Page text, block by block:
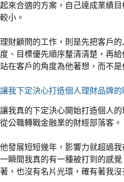
起來合適的方案，自己達成業績
較小。
理財顧問的工作，則是先把客戶
度、目標優先順序釐清清楚，再
站在客戶的角度為他著想，而不
讓我下定決心打造個人理財品牌的
讓我真的下定決心開始打造個人
從公職轉戰金融業的財經部落客。
他發展短短幾年，影響力就超過
一瞬間我真的有一種被打到的感
著，也沒有名片光環，確有著我沒